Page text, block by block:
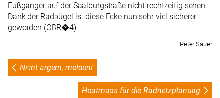
Fußgänger auf der Saalburgstraße nicht rechtzeitig sehen.
Dank der Radbügel ist diese Ecke nun sehr viel sicherer
geworden (OBR�4).
Peter Sauer
Nicht ärgern, melden!
Heatmaps für die Radnetzplanung